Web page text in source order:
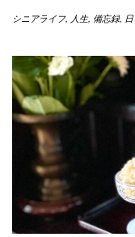
シニアライフ, 人生, 備忘録,